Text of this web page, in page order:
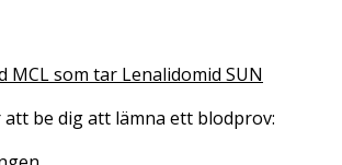
MCL som tar Lenalidomid SUN
be dig att lämna ett blodprov: